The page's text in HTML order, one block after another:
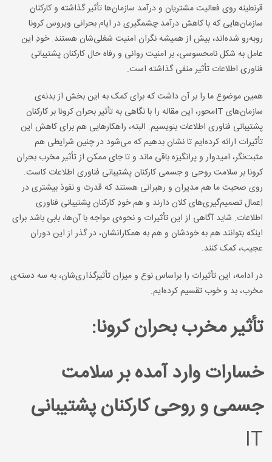
قرنطینه روی فعالیت‌ مشتریان و درآمد سازمان‌ها تأثیر گذاشته و کارکنان
سازمان‌هایی که با کاهش درآمد چشمگیری در ایام بحرانی ویروس کرونا
روبه‌رو شده‌اند، بیش از همیشه نگران امنیت شغلی‌شان هستند. خودِ این
عامل به شکل نامحسوسی، بر امنیت روانی و رفاه حال کارکنان پشتیبانی
فناوری اطلاعات تأثیر منفی گذاشته است.
همین موضوع ما را بر آن داشت که برای کمک به این بخش از بدنه‌ی
سازمان‌های ITمحور، این مقاله را با نگاهی به تأثیر بحران کرونا بر کارکنان
پشتیبانی فناوری اطلاعات بنویسیم. البته، راهکارهایی هم برای کاهش این
تأثیرات ارائه کرده‌ایم تا نشان بدهیم که می‌شود در چنین شرایطی هم
مثبت‌نگر، امیدوار و پرانگیزه باقی ماند و تا جای ممکن از تأثیر مخرب بحران‌
کرونا بر سلامت روحی و جسمی کارکنان پشتیبانی فناوری اطلاعات کاست.
روی صحبت ما هم مدیران و رهبرانی هستند که قدرت و نفوذ بیشتری در
اِعمال تصمیم‌گیری‌های کلان دارند و هم خودِ کارکنان پشتیبانی فناوری
اطلاعات. شاید آگاهی از این تأثیرات و نحوه‌ی مواجه با آن‌ها، بابی باشد برای
اینکه بتوانند هم به خودشان و هم به همکارانشان، در گذر از این دوران
عجیب، کمک کنند.
در ادامه، این تأثیرات را براساس نوع و میزان تأثیرگذاری‌شان، به سه دسته‌ی
مخرب، بد و خوب تقسیم کرده‌ایم.
تأثیر مخرب بحران کرونا:
خسارات وارد آمده بر سلامت
جسمی و روحی کارکنان پشتیبانی
IT